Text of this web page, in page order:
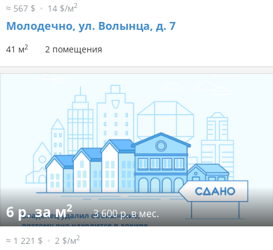
≈ 567 $ 14 $/м2
Молодечно, ул. Волынца, д. 7
41 м2 2 помещения
6 р. за м2 3 600 р. в мес.
≈ 1 221 $ 2 $/м2